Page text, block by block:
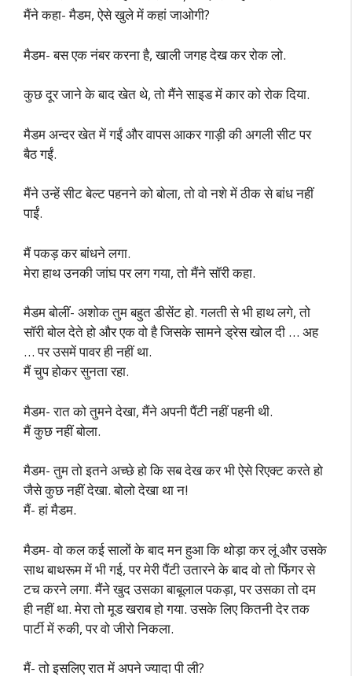
मैंने कहा- मैडम, ऐसे खुले में कहां जाओगी?
मैडम- बस एक नंबर करना है, खाली जगह देख कर रोक लो.
कुछ दूर जाने के बाद खेत थे, तो मैंने साइड में कार को रोक दिया.
मैडम अन्दर खेत में गईं और वापस आकर गाड़ी की अगली सीट पर
बैठ गईं.
मैंने उन्हें सीट बेल्ट पहनने को बोला, तो वो नशे में ठीक से बांध नहीं
पाईं.
मैं पकड़ कर बांधने लगा.
मेरा हाथ उनकी जांघ पर लग गया, तो मैंने सॉरी कहा.
मैडम बोलीं- अशोक तुम बहुत डीसेंट हो. गलती से भी हाथ लगे, तो
सॉरी बोल देते हो और एक वो है जिसके सामने ड्रेस खोल दी … अह
… पर उसमें पावर ही नहीं था.
मैं चुप होकर सुनता रहा.
मैडम- रात को तुमने देखा, मैंने अपनी पैंटी नहीं पहनी थी.
मैं कुछ नहीं बोला.
मैडम- तुम तो इतने अच्छे हो कि सब देख कर भी ऐसे रिएक्ट करते हो
जैसे कुछ नहीं देखा. बोलो देखा था न!
मैं- हां मैडम.
मैडम- वो कल कई सालों के बाद मन हुआ कि थोड़ा कर लूं और उसके
साथ बाथरूम में भी गई, पर मेरी पैंटी उतारने के बाद वो तो फिंगर से
टच करने लगा. मैंने खुद उसका बाबूलाल पकड़ा, पर उसका तो दम
ही नहीं था. मेरा तो मूड खराब हो गया. उसके लिए कितनी देर तक
पार्टी में रुकी, पर वो जीरो निकला.
मैं- तो इसलिए रात में अपने ज्यादा पी ली?